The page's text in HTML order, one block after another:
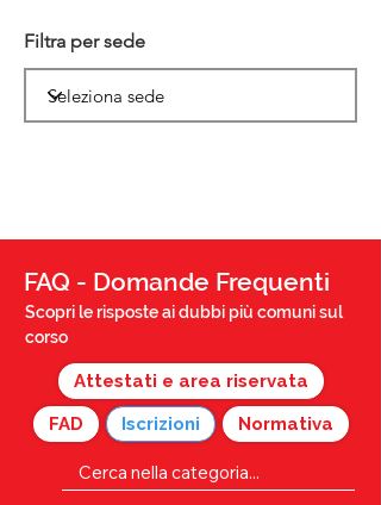
Filtra per sede
FAQ - Domande Frequenti
Scopri le risposte ai dubbi più comuni sul
corso
Attestati e area riservata
FAD
Iscrizioni Normativa